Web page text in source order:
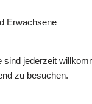
Erwachsene
sind jederzeit
zu besuchen.